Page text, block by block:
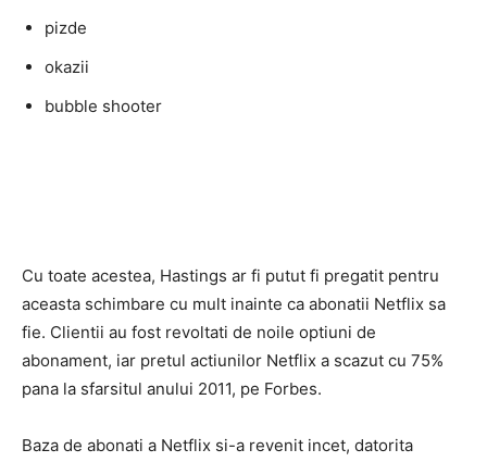
pizde
okazii
bubble shooter
Cu toate acestea, Hastings ar fi putut fi pregatit pentru
aceasta schimbare cu mult inainte ca abonatii Netflix sa
fie. Clientii au fost revoltati de noile optiuni de
abonament, iar pretul actiunilor Netflix a scazut cu 75%
pana la sfarsitul anului 2011, pe Forbes.
Baza de abonati a Netflix si-a revenit incet, datorita